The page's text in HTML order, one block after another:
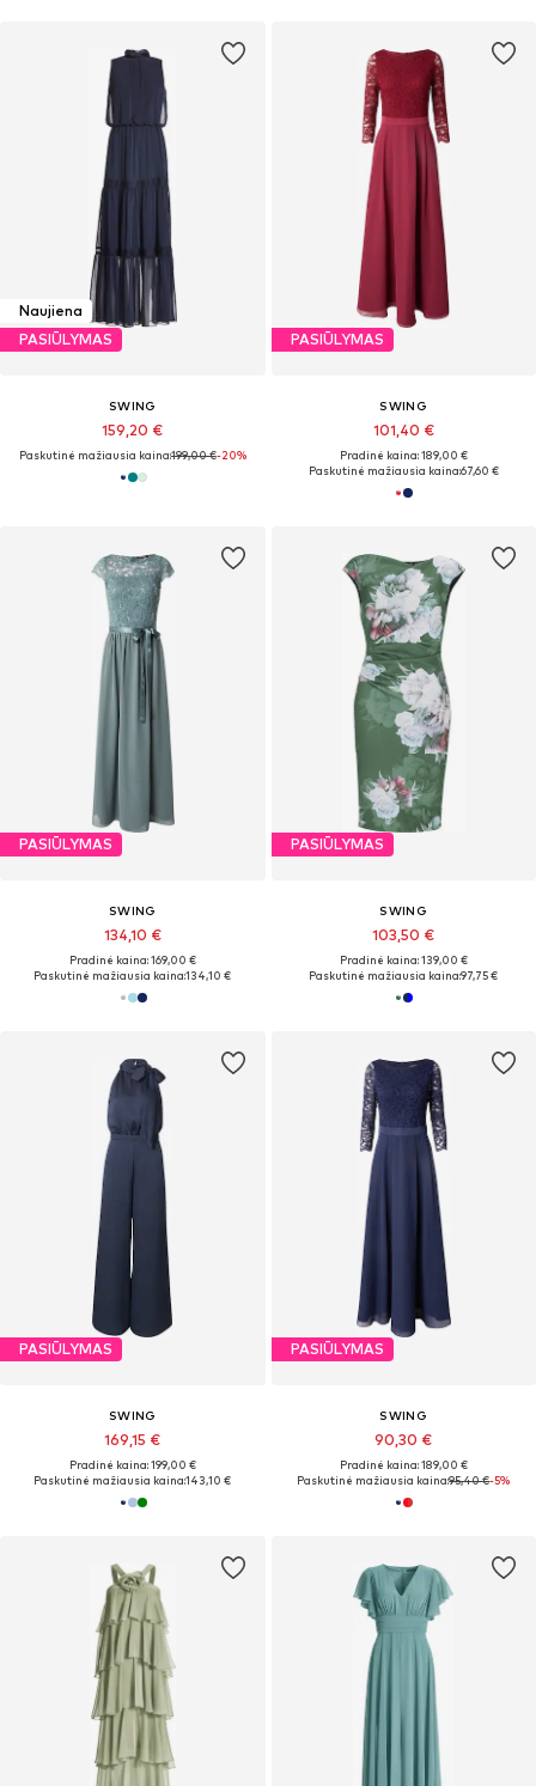
Naujiena
PASIŪLYMAS
SWING
159,20 €
Paskutinė mažiausia kaina:199,00 €-20%
PASIŪLYMAS
SWING
101,40 €
Pradinė kaina: 189,00 €
Paskutinė mažiausia kaina:67,60 €
PASIŪLYMAS
SWING
134,10 €
Pradinė kaina: 169,00 €
Paskutinė mažiausia kaina:134,10 €
PASIŪLYMAS
SWING
103,50 €
Pradinė kaina: 139,00 €
Paskutinė mažiausia kaina:97,75 €
PASIŪLYMAS
SWING
169,15 €
Pradinė kaina: 199,00 €
Paskutinė mažiausia kaina:143,10 €
PASIŪLYMAS
SWING
90,30 €
Pradinė kaina: 189,00 €
Paskutinė mažiausia kaina:95,40 €-5%